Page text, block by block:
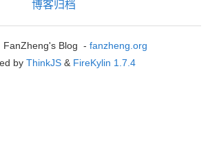
博客归档
Blog - fanzheng.org
by ThinkJS & FireKylin 1.7.4